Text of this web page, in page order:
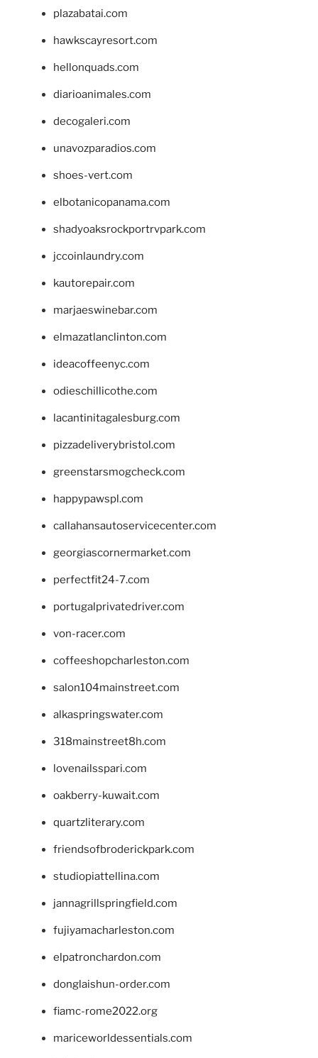
plazabatai.com
hawkscayresort.com
hellonquads.com
diarioanimales.com
decogaleri.com
unavozparadios.com
shoes-vert.com
elbotanicopanama.com
shadyoaksrockportrvpark.com
jccoinlaundry.com
kautorepair.com
marjaeswinebar.com
elmazatlanclinton.com
ideacoffeenyc.com
odieschillicothe.com
lacantinitagalesburg.com
pizzadeliverybristol.com
greenstarsmogcheck.com
happypawspl.com
callahansautoservicecenter.com
georgiascornermarket.com
perfectfit24-7.com
portugalprivatedriver.com
von-racer.com
coffeeshopcharleston.com
salon104mainstreet.com
alkaspringswater.com
318mainstreet8h.com
lovenailsspari.com
oakberry-kuwait.com
quartzliterary.com
friendsofbroderickpark.com
studiopiattellina.com
jannagrillspringfield.com
fujiyamacharleston.com
elpatronchardon.com
donglaishun-order.com
fiamc-rome2022.org
mariceworldessentials.com